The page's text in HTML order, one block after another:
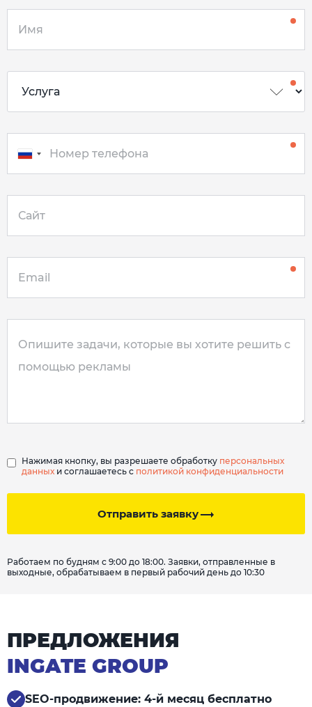
Отправить заявку
Нажимая кнопку, вы разрешаете обработку персональных
данных и соглашаетесь с политикой конфиденциальности
Работаем по будням с 9:00 до 18:00. Заявки, отправленные в
выходные, обрабатываем в первый рабочий день до 10:30
ПРЕДЛОЖЕНИЯ
INGATE GROUP
SEO-продвижение: 4-й месяц бесплатно